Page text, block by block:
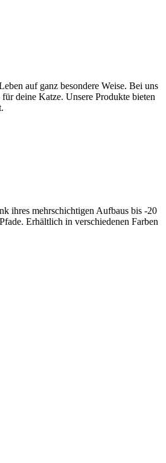
auf ganz besondere Weise. Bei uns
deine Katze. Unsere Produkte bieten
ihres mehrschichtigen Aufbaus bis -20
Erhältlich in verschiedenen Farben